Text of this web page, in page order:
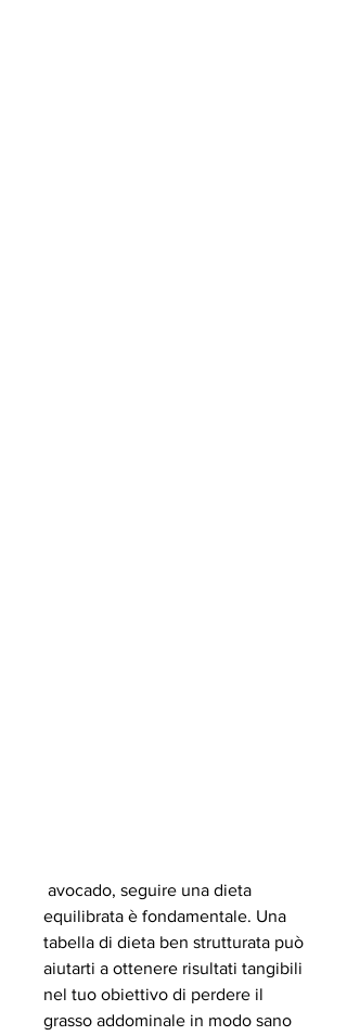
equilibrata è fondamentale. Una
tabella di dieta ben strutturata può
aiutarti a ottenere risultati tangibili
nel tuo obiettivo di perdere il
grasso addominale in modo sano